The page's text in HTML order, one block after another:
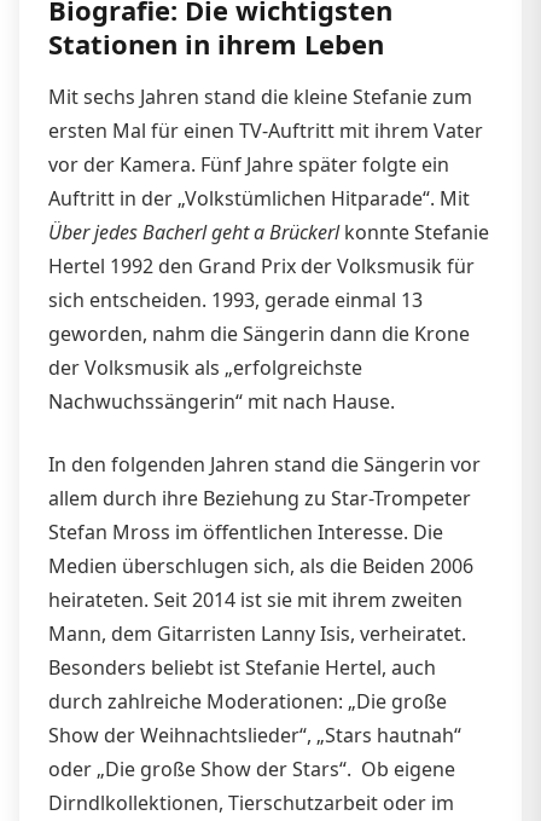
Biografie: Die wichtigsten
Stationen in ihrem Leben
Mit sechs Jahren stand die kleine Stefanie zum
ersten Mal für einen TV-Auftritt mit ihrem Vater
vor der Kamera. Fünf Jahre später folgte ein
Auftritt in der „Volkstümlichen Hitparade“. Mit
Über jedes Bacherl geht a Brückerlkonnte Stefanie
Hertel 1992 den Grand Prix der Volksmusik für
sich entscheiden. 1993, gerade einmal 13
geworden, nahm die Sängerin dann die Krone
der Volksmusik als „erfolgreichste
Nachwuchssängerin“ mit nach Hause.
In den folgenden Jahren stand die Sängerin vor
allem durch ihre Beziehung zu Star-Trompeter
Stefan Mross im öffentlichen Interesse. Die
Medien überschlugen sich, als die Beiden 2006
heirateten. Seit 2014 ist sie mit ihrem zweiten
Mann, dem Gitarristen Lanny Isis, verheiratet.
Besonders beliebt ist Stefanie Hertel, auch
durch zahlreiche Moderationen: „Die große
Show der Weihnachtslieder“, „Stars hautnah“
oder „Die große Show der Stars“. Ob eigene
Dirndlkollektionen, Tierschutzarbeit oder im